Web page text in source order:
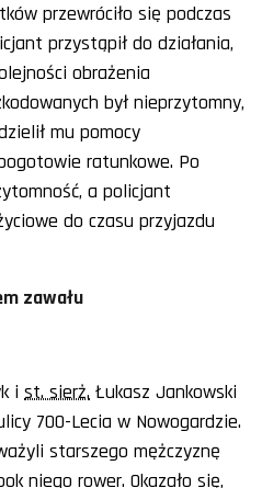
przewróciło się podczas
przystąpił do działania,
obrażenia
był nieprzytomny,
mu pomocy
ratunkowe. Po
a policjant
do czasu przyjazdu
zawału
i st. sierż. Łukasz Jankowski
700-Lecia w Nowogardzie.
starszego mężczyznę
niego rower. Okazało się,